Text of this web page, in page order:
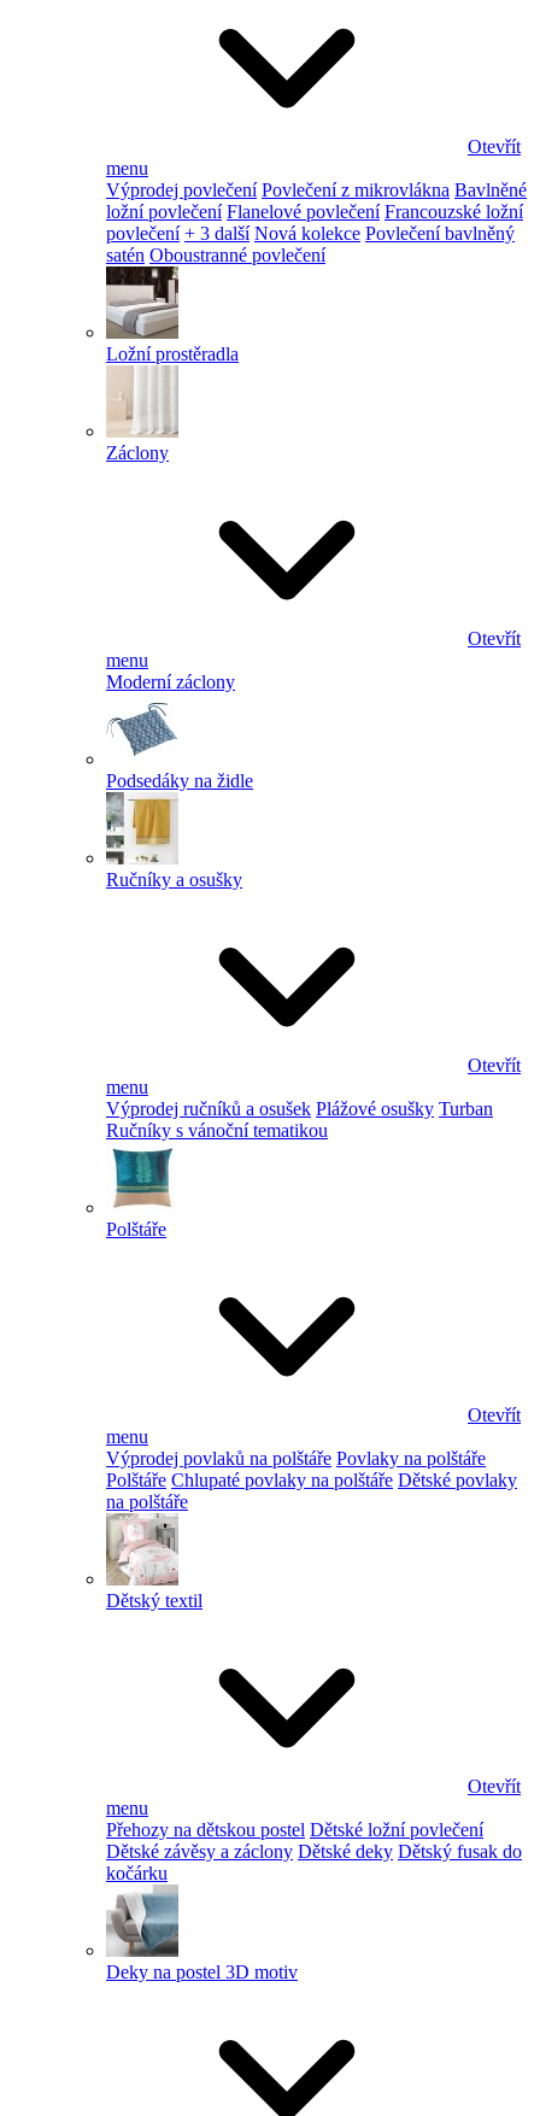
Otevřít
menu
Výprodej povlečení Povlečení z mikrovlákna Bavlněné
ložní povlečení Flanelové povlečení Francouzské ložní
povlečení + 3 další Nová kolekce Povlečení bavlněný
satén Oboustranné povlečení
Ložní prostěradla
Záclony
Otevřít
menu
Moderní záclony
Podsedáky na židle
Ručníky a osušky
Otevřít
menu
Výprodej ručníků a osušek Plážové osušky Turban
Ručníky s vánoční tematikou
Polštáře
Otevřít
menu
Výprodej povlaků na polštáře Povlaky na polštáře
Polštáře Chlupaté povlaky na polštáře Dětské povlaky
na polštáře
Dětský textil
Otevřít
menu
Přehozy na dětskou postel Dětské ložní povlečení
Dětské závěsy a záclony Dětské deky Dětský fusak do
kočárku
Deky na postel 3D motiv